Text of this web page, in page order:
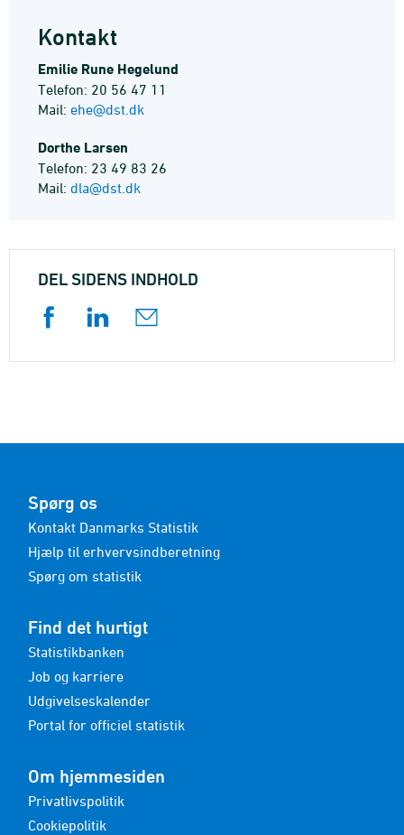
Kontakt
Emilie Rune Hegelund
Telefon: 20 56 47 11
Mail: ehe@dst.dk
Dorthe Larsen
Telefon: 23 49 83 26
Mail: dla@dst.dk
DEL SIDENS INDHOLD
Spørg os
Kontakt Danmarks Statistik
Hjælp til erhvervsindberetning
Spørg om statistik
Find det hurtigt
Statistikbanken
Job og karriere
Udgivelseskalender
Portal for officiel statistik
Om hjemmesiden
Privatlivspolitik
Cookiepolitik